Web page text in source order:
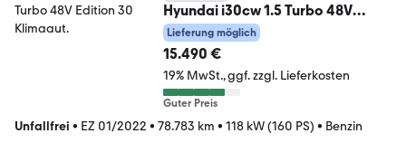
Hyundai i30cw 1.5 Turbo 48V
Edition 30 Klimaaut.
Lieferung möglich
15.490 €
19% MwSt. ggf. zzgl. Lieferkosten
Guter Preis
Unfallfrei • EZ 01/2022 • 78.783 km • 118 kW (160 PS) • Benzin